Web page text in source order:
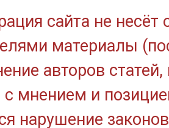
сайта не
материалы
авторов
с мнением и
нарушение